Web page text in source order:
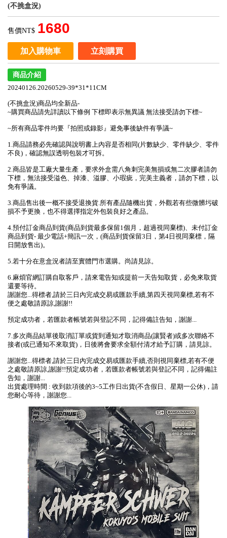
(不挑盒況)
售價NT$ 1680
加入購物車 立刻購買
商品介紹
20240126.20260529-39*31*11CM
(不挑盒況)商品均全新品-
~購買商品請先詳讀以下條例 下標即表示無異議 無法接受請勿下標~
~所有商品零件均要『拍照或錄影』避免事後缺件有爭議~
1.商品請務必先確認與說明書上內容是否相同(片數缺少、零件缺少、零件
不良)，確認無誤透明包裝才可拆。
2.商品皆是工廠大量生產，要求外盒需八角刺完美無損或無二次膠者請勿
下標，無法接受溢色、掉漆、溢膠、小瑕疵，完美主義者，請勿下標，以
免有爭議。
3.商品售出後一概不接受退換貨.所有產品隨機出貨，外觀若有些微髒圬破
損不予更換，也不得選擇指定外包裝良好之產品。
4.預付訂金商品到貨(商品到貨最多保留1個月，超過視同棄標)、未付訂金
商品到貨- 最少電話+簡訊一次，(商品到貨保留3日，第4日視同棄標，隔
日開放售出)。
5.若十分在意盒況者請至實體門市選購。尚請見諒。
6.麻煩官網訂購自取客戶，請來電告知或提前一天告知取貨，必免來取貨
還要等待。
謝謝您...得標者,請於三日內完成交易或匯款手續,第四天視同棄標,若有不
便之處敬請原諒,謝謝!!
預定成功者，若匯款者帳號若與登記不同，記得備註告知，謝謝...
7.多次商品結單後取消訂單或貨到通知才取消商品(讓賢者)或多次聯絡不
接者(或已通知不來取貨)，日後將會要求全額付清才給予訂購，請見諒。
謝謝您...得標者,請於三日內完成交易或匯款手續,否則視同棄標,若有不便
之處敬請原諒,謝謝!!預定成功者，若匯款者帳號若與登記不同，記得備註
告知，謝謝...
出貨處理時間 : 收到款項後的3~5工作日出貨(不含假日、星期一公休)，請
您耐心等待，謝謝您...